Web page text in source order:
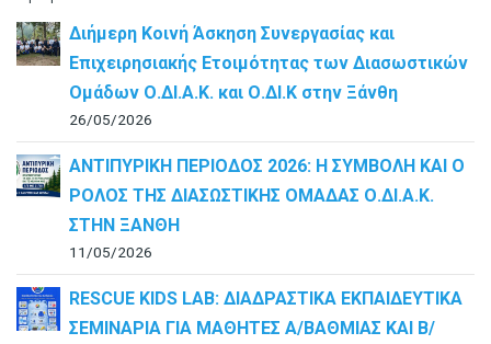
Διήμερη Κοινή Άσκηση Συνεργασίας και
Επιχειρησιακής Ετοιμότητας των Διασωστικών
Ομάδων Ο.ΔΙ.Α.Κ. και Ο.ΔΙ.Κ στην Ξάνθη
26/05/2026
ΑΝΤΙΠΥΡΙΚΗ ΠΕΡΙΟΔΟΣ 2026: Η ΣΥΜΒΟΛΗ ΚΑΙ Ο
ΡΟΛΟΣ ΤΗΣ ΔΙΑΣΩΣΤΙΚΗΣ ΟΜΑΔΑΣ Ο.ΔΙ.Α.Κ.
ΣΤΗΝ ΞΑΝΘΗ
11/05/2026
RESCUE KIDS LAB: ΔΙAΔΡΑΣΤΙΚΑ ΕΚΠΑΙΔΕΥΤΙΚΑ
ΣΕΜΙΝΑΡΙΑ ΓΙΑ ΜΑΘΗΤΕΣ Α/ΒΑΘΜΙΑΣ ΚΑΙ Β/